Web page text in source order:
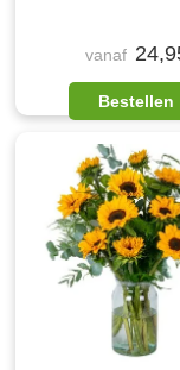
vanaf
Bestellen